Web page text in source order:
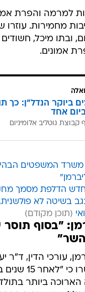
למרמה והפרת
מחמירות. עוזרו
ובתו מיכל,
אמונים.
ביוקר הנדל"ן: כך
אחד
קבוצת גוטליב אלומיניום
משרד המשפטים
הדלפת מסמך
בשיטה לא
"בסוף תוסר
השר"
עורכי הדין, ד"ר
וירון קוסטליץ,
ביותר